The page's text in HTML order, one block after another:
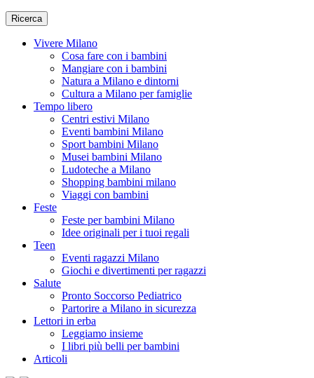
Ricerca
Vivere Milano
Cosa fare con i bambini
Mangiare con i bambini
Natura a Milano e dintorni
Cultura a Milano per famiglie
Tempo libero
Centri estivi Milano
Eventi bambini Milano
Sport bambini Milano
Musei bambini Milano
Ludoteche a Milano
Shopping bambini milano
Viaggi con bambini
Feste
Feste per bambini Milano
Idee originali per i tuoi regali
Teen
Eventi ragazzi Milano
Giochi e divertimenti per ragazzi
Salute
Pronto Soccorso Pediatrico
Partorire a Milano in sicurezza
Lettori in erba
Leggiamo insieme
I libri più belli per bambini
Articoli